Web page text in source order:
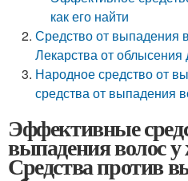
как его найти
Средство от выпадения
Лекарства от
Народное средство от
средства от выпадения
Эффективные
выпадения волос
Средства против